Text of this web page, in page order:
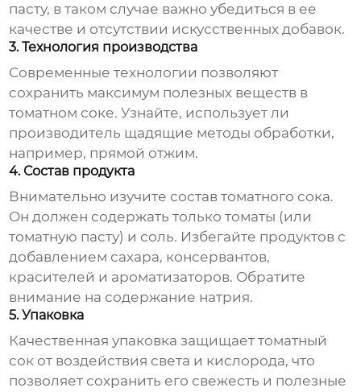
пасту, в таком случае важно убедиться в ее
качестве и отсутствии искусственных добавок.
3. Технология производства
Современные технологии позволяют
сохранить максимум полезных веществ в
томатном соке. Узнайте, использует ли
производитель щадящие методы обработки,
например, прямой отжим.
4. Состав продукта
Внимательно изучите составтоматного сока.
Он должен содержать только томаты (или
томатную пасту) и соль. Избегайте продуктов с
добавлением сахара, консервантов,
красителей и ароматизаторов. Обратите
внимание на содержание натрия.
5. Упаковка
Качественная упаковка защищаеттоматный
сок от воздействия света и кислорода, что
позволяет сохранить его свежесть и полезные